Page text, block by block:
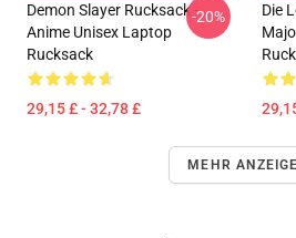
Demon Slayer Rucksack -
Anime Unisex Laptop
Rucksack
29,15 £ - 32,78 £
-20%
Die
MEHR